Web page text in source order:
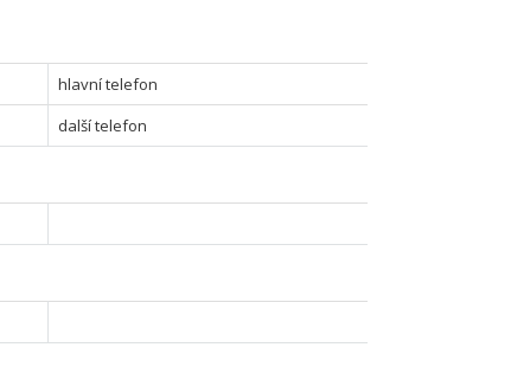
hlavní telefon
další telefon